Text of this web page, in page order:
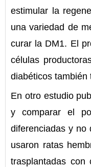
estimular la
una variedad de
curar la DM1. El
células
diabéticos también
En otro estudio
y comparar el
diferenciadas y no
usaron ratas
trasplantadas con